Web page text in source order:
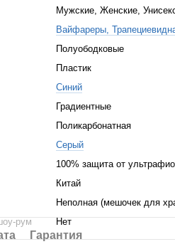
Мужские, Женские,
Вайфареры,
Полуободковые
Пластик
Синий
Градиентные
Поликарбонатная
Серый
100% защита от
Китай
Неполная (мешочек для
рум
Нет
Гарантия